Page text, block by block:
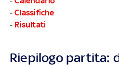
-Classifiche
- Risultati
Riepilogo partita: